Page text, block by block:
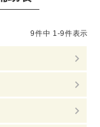
9件中 1-9件表示